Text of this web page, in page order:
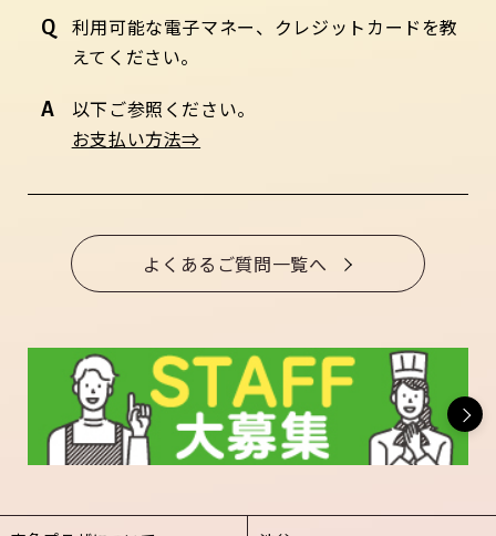
利用可能な電子マネー、クレジットカードを教
えてください。
以下ご参照ください。
お支払い方法⇒
よくあるご質問一覧へ